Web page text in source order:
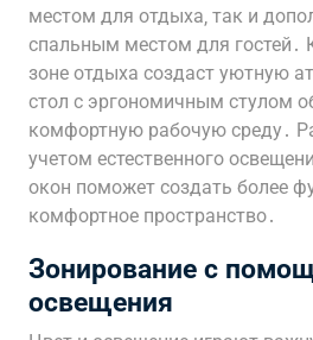
местом для отдыха‚ так и
спальным местом для гостей․
зоне отдыха создаст уютную
стол с эргономичным стулом
комфортную рабочую среду․
учетом естественного
окон поможет создать более
комфортное пространство․
Зонирование с
освещения